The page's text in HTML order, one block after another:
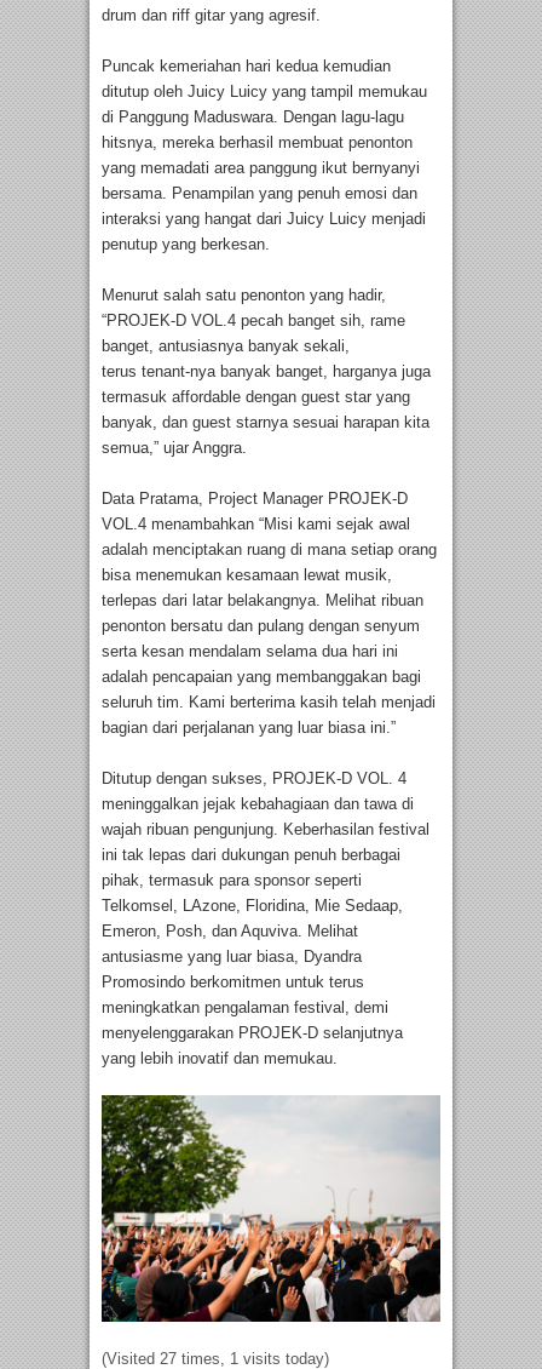
drum dan riff gitar yang agresif.
Puncak kemeriahan hari kedua kemudian
ditutup oleh Juicy Luicy yang tampil memukau
di Panggung Maduswara. Dengan lagu-lagu
hitsnya, mereka berhasil membuat penonton
yang memadati area panggung ikut bernyanyi
bersama. Penampilan yang penuh emosi dan
interaksi yang hangat dari Juicy Luicy menjadi
penutup yang berkesan.
Menurut salah satu penonton yang hadir,
“PROJEK-D VOL.4 pecah banget sih, rame
banget, antusiasnya banyak sekali,
terus tenant-nya banyak banget, harganya juga
termasuk affordable dengan guest star yang
banyak, dan guest starnya sesuai harapan kita
semua,” ujar Anggra.
Data Pratama, Project Manager PROJEK-D
VOL.4 menambahkan “Misi kami sejak awal
adalah menciptakan ruang di mana setiap orang
bisa menemukan kesamaan lewat musik,
terlepas dari latar belakangnya. Melihat ribuan
penonton bersatu dan pulang dengan senyum
serta kesan mendalam selama dua hari ini
adalah pencapaian yang membanggakan bagi
seluruh tim. Kami berterima kasih telah menjadi
bagian dari perjalanan yang luar biasa ini.”
Ditutup dengan sukses, PROJEK-D VOL. 4
meninggalkan jejak kebahagiaan dan tawa di
wajah ribuan pengunjung. Keberhasilan festival
ini tak lepas dari dukungan penuh berbagai
pihak, termasuk para sponsor seperti
Telkomsel, LAzone, Floridina, Mie Sedaap,
Emeron, Posh, dan Aquviva. Melihat
antusiasme yang luar biasa, Dyandra
Promosindo berkomitmen untuk terus
meningkatkan pengalaman festival, demi
menyelenggarakan PROJEK-D selanjutnya
yang lebih inovatif dan memukau.
(Visited 27 times, 1 visits today)